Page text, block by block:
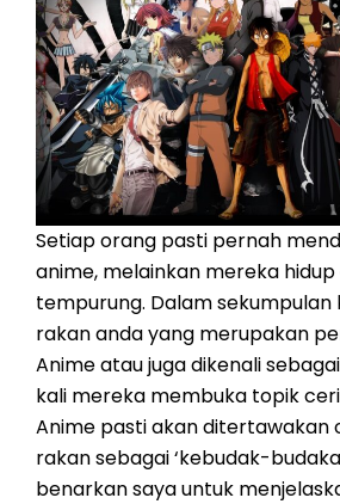
Setiap orang pasti pernah
anime, melainkan mereka
tempurung. Dalam sekumpulan
rakan anda yang merupakan
Anime atau juga dikenali
kali mereka membuka topik
Anime pasti akan ditertawakan
rakan sebagai ‘kebudak-
benarkan saya untuk